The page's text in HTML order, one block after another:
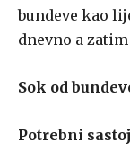
bundeve kao
dnevno a
Sok od
Potrebni